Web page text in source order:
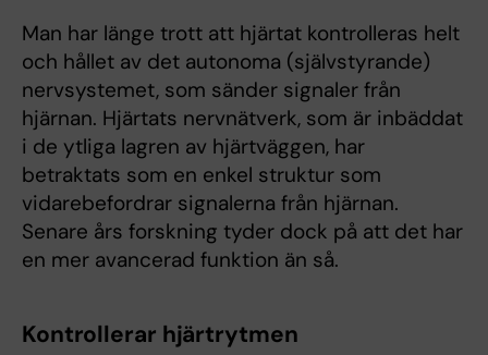
Man har länge trott att hjärtat kontrolleras helt
och hållet av det autonoma (självstyrande)
nervsystemet, som sänder signaler från
hjärnan. Hjärtats nervnätverk, som är inbäddat
i de ytliga lagren av hjärtväggen, har
betraktats som en enkel struktur som
vidarebefordrar signalerna från hjärnan.
Senare års forskning tyder dock på att det har
en mer avancerad funktion än så.
Kontrollerar hjärtrytmen